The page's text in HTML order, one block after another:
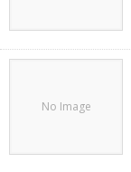
No Image